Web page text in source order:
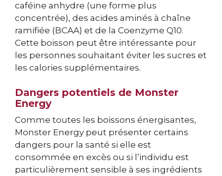
caféine anhydre (une forme plus
concentrée), des acides aminés à chaîne
ramifiée (BCAA) et de la Coenzyme Q10.
Cette boisson peut être intéressante pour
les personnes souhaitant éviter les sucres et
les calories supplémentaires.
Dangers potentiels de Monster
Energy
Comme toutes les boissons énergisantes,
Monster Energy peut présenter certains
dangers pour la santé si elle est
consommée en excès ou si l’individu est
particulièrement sensible à ses ingrédients